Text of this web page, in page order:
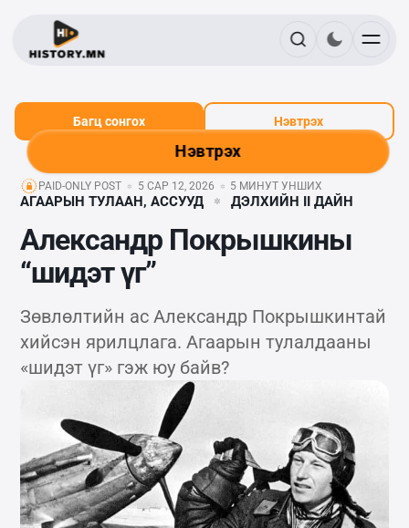
Нэвтрэх
Багц сонгох Нэвтрэх
PAID-ONLY POST 5 САР 12, 2026 5 МИНУТ УНШИХ
АГААРЫН ТУЛААН, АССУУД ДЭЛХИЙН II ДАЙН
Александр Покрышкины
“шидэт үг”
Зөвлөлтийн ас Александр Покрышкинтай
хийсэн ярилцлага. Агаарын тулалдааны
«шидэт үг» гэж юу байв?